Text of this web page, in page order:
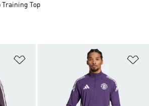
Dodaj do listy życzeń
Training Top